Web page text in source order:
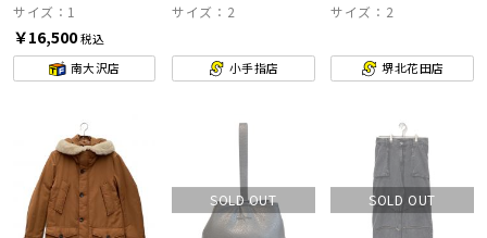
サイズ：1
￥16,500税込
南大沢店
サイズ：2
小手指店
サイズ：2
堺北花田店
SOLD OUT SOLD OUT